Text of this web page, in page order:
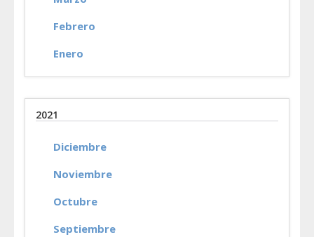
Febrero
Enero
2021
Diciembre
Noviembre
Octubre
Septiembre